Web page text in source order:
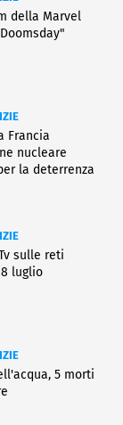
della Marvel
Francia
nucleare
la deterrenza
sulle reti
luglio
5 morti